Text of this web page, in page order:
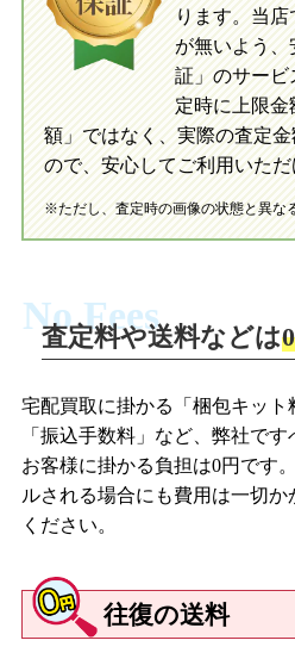
買取の流れ
指定の口座
初めての方へ LINE査定の流
ります。当
が無いよう
証」のサービ
定時に上限
額」ではなく、実際の査定
ので、安心してご利用いただ
※ただし、査定時の画像の状態と異な
No Fees
査定料や送料などは
宅配買取に掛かる「梱包キット
「振込手数料」など、弊社です
お客様に掛かる負担は0円です
ルされる場合にも費用は一切
ください。
往復の送料